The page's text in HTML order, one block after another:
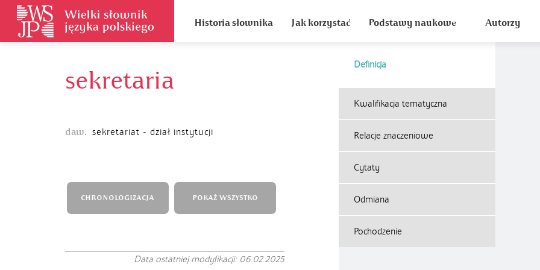
Historia słownika Jak korzystać Podstawy naukowe Autorzy
sekretaria
Definicja
daw. sekretariat - dział instytucji
Kwalifikacja tematyczna
Relacje znaczeniowe
Cytaty
Odmiana
Pochodzenie
CHRONOLOGIZACJA POKAŻ WSZYSTKO
Data ostatniej modyfikacji: 06.02.2025